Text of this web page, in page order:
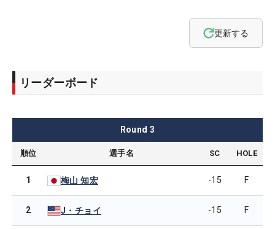
更新する
リーダーボード
Round 3
順位 選手名 SC HOLE
1 梅山 知宏 -15 F
2 J・チョイ -15 F